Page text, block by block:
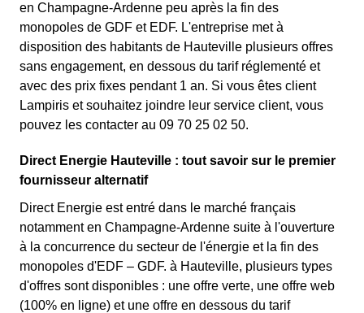
en Champagne-Ardenne peu après la fin des
monopoles de GDF et EDF. L'entreprise met à
disposition des habitants de Hauteville plusieurs offres
sans engagement, en dessous du tarif réglementé et
avec des prix fixes pendant 1 an. Si vous êtes client
Lampiris et souhaitez joindre leur service client, vous
pouvez les contacter au 09 70 25 02 50.
Direct Energie Hauteville : tout savoir sur le premier
fournisseur alternatif
Direct Energie est entré dans le marché français
notamment en Champagne-Ardenne suite à l'ouverture
à la concurrence du secteur de l'énergie et la fin des
monopoles d'EDF – GDF. à Hauteville, plusieurs types
d'offres sont disponibles : une offre verte, une offre web
(100% en ligne) et une offre en dessous du tarif